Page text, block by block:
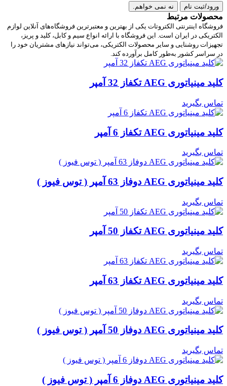
ورود/ثبت نام نه نمی خواهم.
محصولات مرتبط
فروشگاه اینترنتی الکتروتات یکی از بهترین و معتبرترین فروشگاه‌های آنلاین لوازم
الکتریکی در ایران است. این فروشگاه با ارائه انواع سیم و کابل، کلید و پریز،
تجهیزات روشنایی و سایر محصولات الکتریکی، می‌تواند نیازهای مشتریان خود را
در سراسر کشور به‌طور کامل برآورده کند.
کلید مینیاتوری AEG تکفاز 32 آمپر
تماس بگیرید
کلید مینیاتوری AEG تکفاز 6 آمپر
تماس بگیرید
کلید مینیاتوری AEG دوفاز 63 آمپر ( توس فیوز )
تماس بگیرید
کلید مینیاتوری AEG تکفاز 50 آمپر
تماس بگیرید
کلید مینیاتوری AEG تکفاز 63 آمپر
تماس بگیرید
کلید مینیاتوری AEG دوفاز 50 آمپر ( توس فیوز )
تماس بگیرید
کلید مینیاتوری AEG دوفاز 6 آمپر ( توس فیوز )